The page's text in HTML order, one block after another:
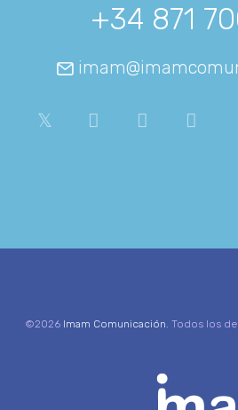
+34 871
©2026 Imam Comunicación . Todos los